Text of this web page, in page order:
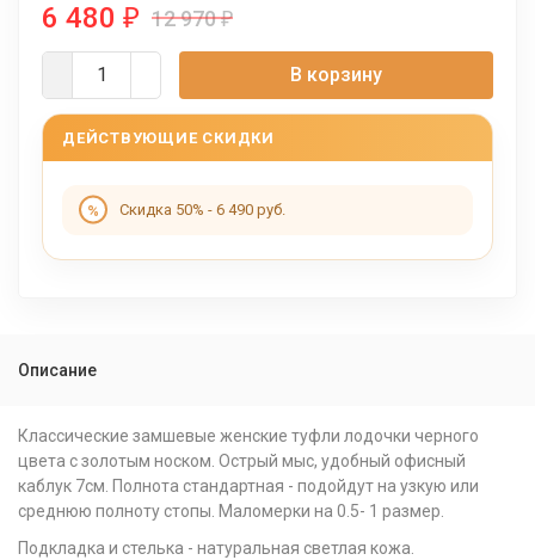
6 480 ₽ 12 970₽
В корзину
ДЕЙСТВУЮЩИЕ СКИДКИ
Скидка 50% - 6 490 руб.
Описание
Классические замшевые женские туфли лодочки черного
цвета с золотым носком. Острый мыс, удобный офисный
каблук 7см. Полнота стандартная - подойдут на узкую или
среднюю полноту стопы. Маломерки на 0.5- 1 размер.
Подкладка и стелька - натуральная светлая кожа.